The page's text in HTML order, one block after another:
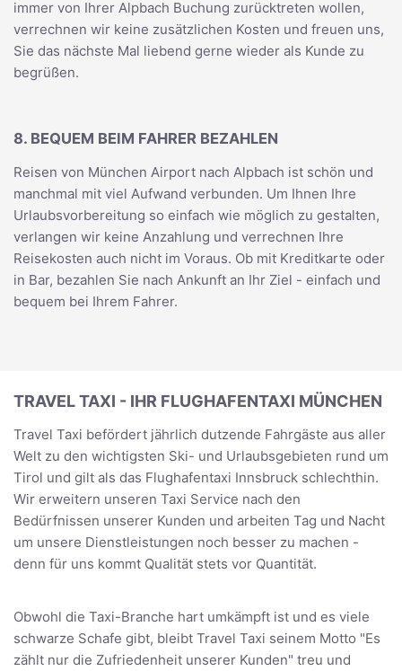
immer von Ihrer Alpbach Buchung zurücktreten wollen,
verrechnen wir keine zusätzlichen Kosten und freuen uns,
Sie das nächste Mal liebend gerne wieder als Kunde zu
begrüßen.
8. BEQUEM BEIM FAHRER BEZAHLEN
Reisen von München Airport nach Alpbach ist schön und
manchmal mit viel Aufwand verbunden. Um Ihnen Ihre
Urlaubsvorbereitung so einfach wie möglich zu gestalten,
verlangen wir keine Anzahlung und verrechnen Ihre
Reisekosten auch nicht im Voraus. Ob mit Kreditkarte oder
in Bar, bezahlen Sie nach Ankunft an Ihr Ziel - einfach und
bequem bei Ihrem Fahrer.
TRAVEL TAXI - IHR FLUGHAFENTAXI MÜNCHEN
Travel Taxi befördert jährlich dutzende Fahrgäste aus aller
Welt zu den wichtigsten Ski- und Urlaubsgebieten rund um
Tirol und gilt als das Flughafentaxi Innsbruck schlechthin.
Wir erweitern unseren Taxi Service nach den
Bedürfnissen unserer Kunden und arbeiten Tag und Nacht
um unsere Dienstleistungen noch besser zu machen -
denn für uns kommt Qualität stets vor Quantität.
Obwohl die Taxi-Branche hart umkämpft ist und es viele
schwarze Schafe gibt, bleibt Travel Taxi seinem Motto "Es
zählt nur die Zufriedenheit unserer Kunden" treu und